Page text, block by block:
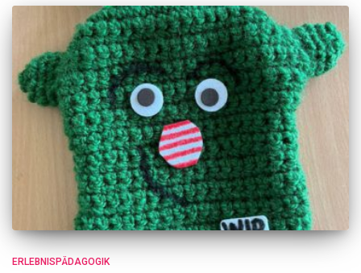
ERLEBNISPÄDAGOGIK